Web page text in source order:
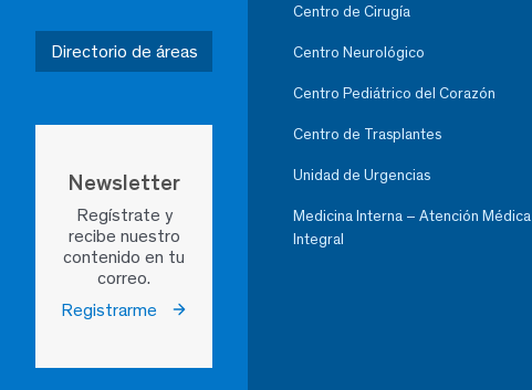
Directorio de áreas
Newsletter
Regístrate y
recibe nuestro
contenido en tu
correo.
Registrarme
Centro de Cirugía
Centro Neurológico
Centro Pediátrico del Corazón
Centro de Trasplantes
Unidad de Urgencias
Medicina Interna – Atención Médica
Integral